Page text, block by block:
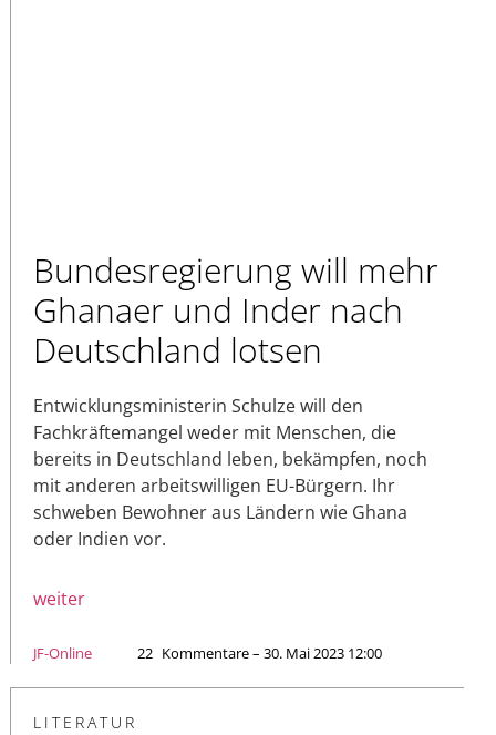
Bundesregierung will mehr
Ghanaer und Inder nach
Deutschland lotsen
Entwicklungsministerin Schulze will den
Fachkräftemangel weder mit Menschen, die
bereits in Deutschland leben, bekämpfen, noch
mit anderen arbeitswilligen EU-Bürgern. Ihr
schweben Bewohner aus Ländern wie Ghana
oder Indien vor.
weiter
JF-Online 22 Kommentare – 30. Mai 2023 12:00
LITERATUR